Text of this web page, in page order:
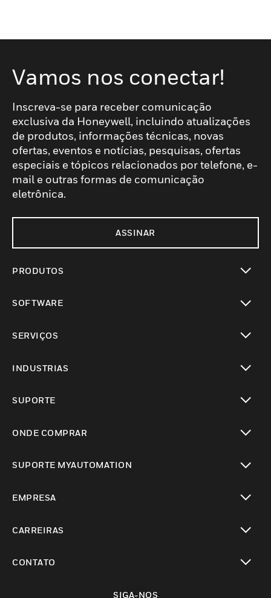
Vamos nos conectar!
Inscreva-se para receber comunicação
exclusiva da Honeywell, incluindo atualizações
de produtos, informações técnicas, novas
ofertas, eventos e notícias, pesquisas, ofertas
especiais e tópicos relacionados por telefone, e-
mail e outras formas de comunicação
eletrônica.
ASSINAR
PRODUTOS
SOFTWARE
SERVIÇOS
INDUSTRIAS
SUPORTE
ONDE COMPRAR
SUPORTE MYAUTOMATION
EMPRESA
CARREIRAS
CONTATO
SIGA-NOS